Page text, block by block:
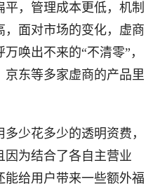
，管理成本更低，机制
，面对市场的变化，虚商
唤出不来的“不清零”，
东等多家虚商的产品里
少花多少的透明资费，
为结合了各自主营业
能给用户带来一些额外福